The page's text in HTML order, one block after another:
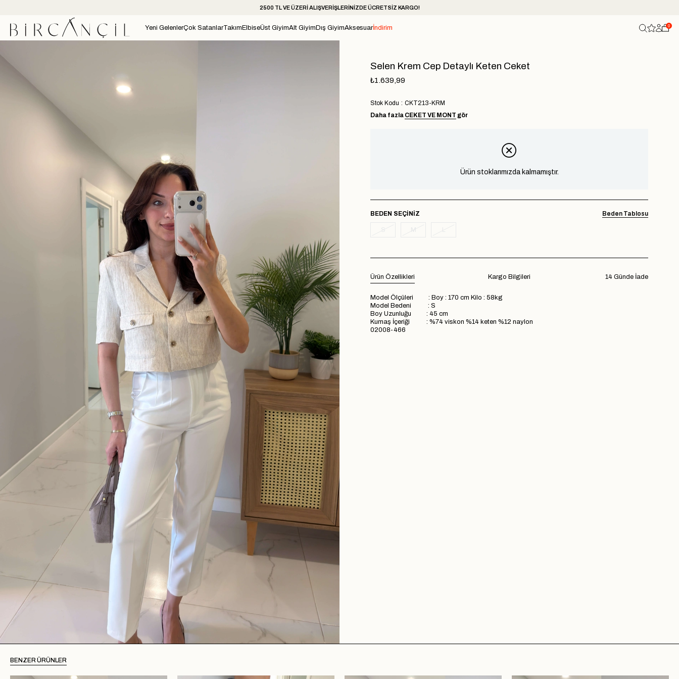
2500 TL VE ÜZERİ ALIŞVERİŞLERİNİZDE ÜCRETSİZ KARGO!
Yeni GelenlerÇok SatanlarTakım ElbiseÜst GiyimAlt Giyim Dış GiyimAksesuarİndirim 0
Selen Krem Cep Detaylı Keten Ceket
₺1.639,99
Stok Kodu
CKT213-KRM
Daha fazla CEKET VE MONT gör
Ürün stoklarımızda kalmamıştır.
Beden Tablosu
BEDEN
Ürün Özellikleri 14 Günde İade
Kargo Bilgileri
Model Ölçüleri : Boy : 170 cm Kilo : 58kg
Model Bedeni : S
Boy Uzunluğu : 45 cm
Kumaş İçeriği : %74 viskon %14 keten %12 naylon
02008-466
BENZER ÜRÜNLER